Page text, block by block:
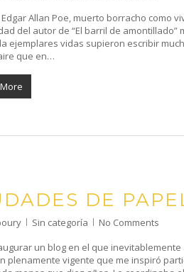
Edgar Allan Poe, muerto borracho como
del autor de “El barril de
ejemplares vidas supieron escribir
que en…
DE
Sin categoría
No Comments
un blog en el que
plenamente vigente que me inspiró